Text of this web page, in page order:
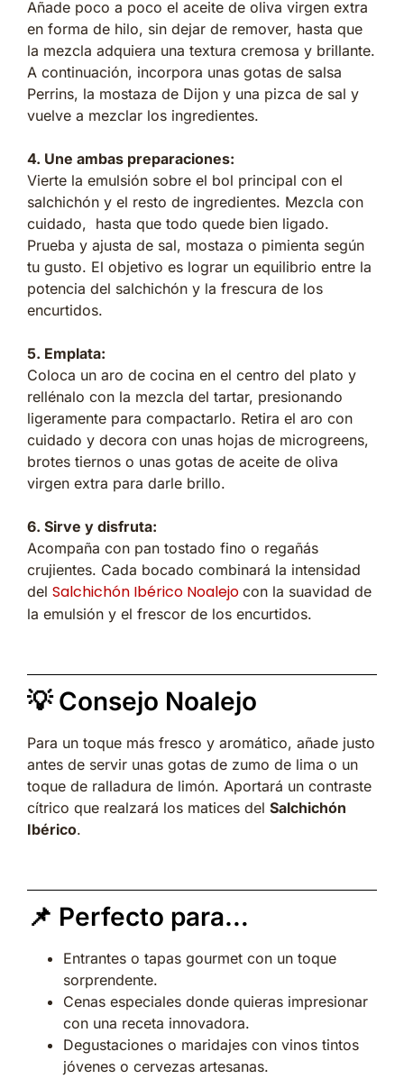
Añade poco a poco el aceite de oliva virgen extra
en forma de hilo, sin dejar de remover, hasta que
la mezcla adquiera una textura cremosa y brillante.
A continuación, incorpora unas gotas de salsa
Perrins, la mostaza de Dijon y una pizca de sal y
vuelve a mezclar los ingredientes.
4. Une ambas preparaciones:
Vierte la emulsión sobre el bol principal con el
salchichón y el resto de ingredientes. Mezcla con
cuidado, hasta que todo quede bien ligado.
Prueba y ajusta de sal, mostaza o pimienta según
tu gusto. El objetivo es lograr un equilibrio entre la
potencia del salchichón y la frescura de los
encurtidos.
5. Emplata:
Coloca un aro de cocina en el centro del plato y
rellénalo con la mezcla del tartar, presionando
ligeramente para compactarlo. Retira el aro con
cuidado y decora con unas hojas de microgreens,
brotes tiernos o unas gotas de aceite de oliva
virgen extra para darle brillo.
6. Sirve y disfruta:
Acompaña con pan tostado fino o regañás
crujientes. Cada bocado combinará la intensidad
del Salchichón Ibérico Noalejo con la suavidad de
la emulsión y el frescor de los encurtidos.
💡 Consejo Noalejo
Para un toque más fresco y aromático, añade justo
antes de servir unas gotas de zumo de lima o un
toque de ralladura de limón. Aportará un contraste
cítrico que realzará los matices del Salchichón
Ibérico.
📌 Perfecto para…
Entrantes o tapas gourmet con un toque
sorprendente.
Cenas especiales donde quieras impresionar
con una receta innovadora.
Degustaciones o maridajes con vinos tintos
jóvenes o cervezas artesanas.